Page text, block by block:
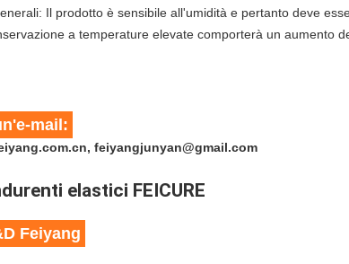
Il prodotto è sensibile all'umidità e pertanto deve
a temperature elevate comporterà un aumento
mail:
feiyangjunyan@gmail.com
elastici FEICURE
Feiyang